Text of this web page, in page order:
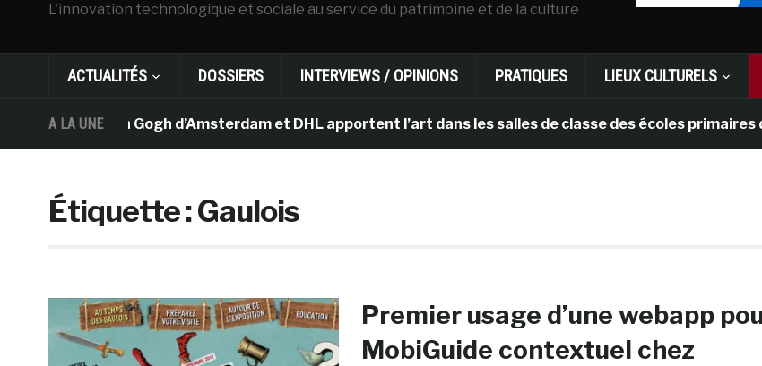
L'innovation technologique et sociale au service du patrimoine et de la culture
ACTUALITÉS DOSSIERS INTERVIEWS / OPINIONS PRATIQUES LIEUX CULTURELS
A LA UNE
musée Van Gogh d’Amsterdam et DHL apportent l’art dans les salles de classe des écoles primaires des
Étiquette :Gaulois
Premier usage d’une webapp
MobiGuide contextuel chez